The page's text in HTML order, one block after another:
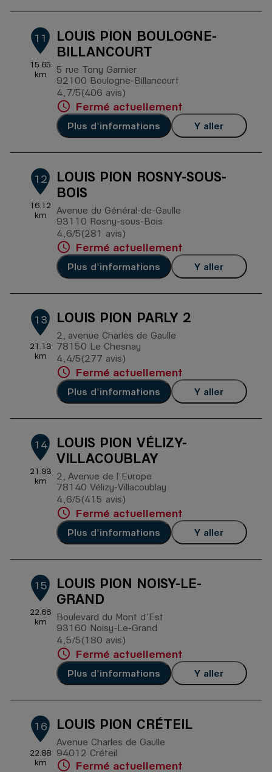
11
15.65
km
LOUIS PION BOULOGNE-
BILLANCOURT
5 rue Tony Garnier
92100 Boulogne-Billancourt
4,7/5 Note de 4.7 sur 5
(406 avis)
Fermé actuellement
Plus d'informations Y aller
12
16.12
km
LOUIS PION ROSNY-SOUS-
BOIS
Avenue du Général-de-Gaulle
93110 Rosny-sous-Bois
4,6/5 Note de 4.6 sur 5
(281 avis)
Fermé actuellement
Plus d'informations Y aller
13
21.13
km
LOUIS PION PARLY 2
2, avenue Charles de Gaulle
78150 Le Chesnay
4,4/5 Note de 4.4 sur 5
(277 avis)
Fermé actuellement
Plus d'informations Y aller
14
21.93
km
LOUIS PION VÉLIZY-
VILLACOUBLAY
2, Avenue de l'Europe
78140 Vélizy-Villacoublay
4,6/5 Note de 4.6 sur 5
(415 avis)
Fermé actuellement
Plus d'informations Y aller
15
22.66
km
LOUIS PION NOISY-LE-
GRAND
Boulevard du Mont d'Est
93160 Noisy-Le-Grand
4,5/5 Note de 4.5 sur 5
(180 avis)
Fermé actuellement
Plus d'informations Y aller
16
22.88
km
LOUIS PION CRÉTEIL
Avenue Charles de Gaulle
94012 Créteil
Fermé actuellement